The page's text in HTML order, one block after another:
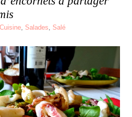
Cuisine, Salades, Salé